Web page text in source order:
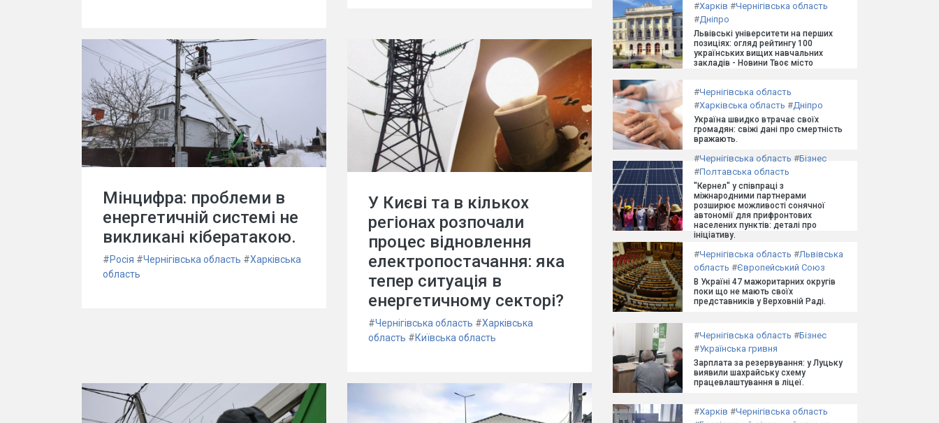
Мінцифра: проблеми в
енергетичній системі не
викликані кібератакою.
#Росія #Чернігівська область #Харківська
область
У Києві та в кількох
регіонах розпочали
процес відновлення
електропостачання: яка
тепер ситуація в
енергетичному секторі?
#Чернігівська область #Харківська
область #Київська область
#Харків #Чернігівська область
#Дніпро
Львівські університети на перших
позиціях: огляд рейтингу 100
українських вищих навчальних
закладів - Новини Твоє місто
#Чернігівська область
#Харківська область #Дніпро
Україна швидко втрачає своїх
громадян: свіжі дані про смертність
вражають.
#Чернігівська область #Бізнес
#Полтавська область
"Кернел" у співпраці з
міжнародними партнерами
розширює можливості сонячної
автономії для прифронтових
населених пунктів: деталі про
ініціативу.
#Чернігівська область #Львівська
область #Європейський Союз
В Україні 47 мажоритарних округів
поки що не мають своїх
представників у Верховній Раді.
#Чернігівська область #Бізнес
#Українська гривня
Зарплата за резервування: у Луцьку
виявили шахрайську схему
працевлаштування в ліцеї.
#Харків #Чернігівська область